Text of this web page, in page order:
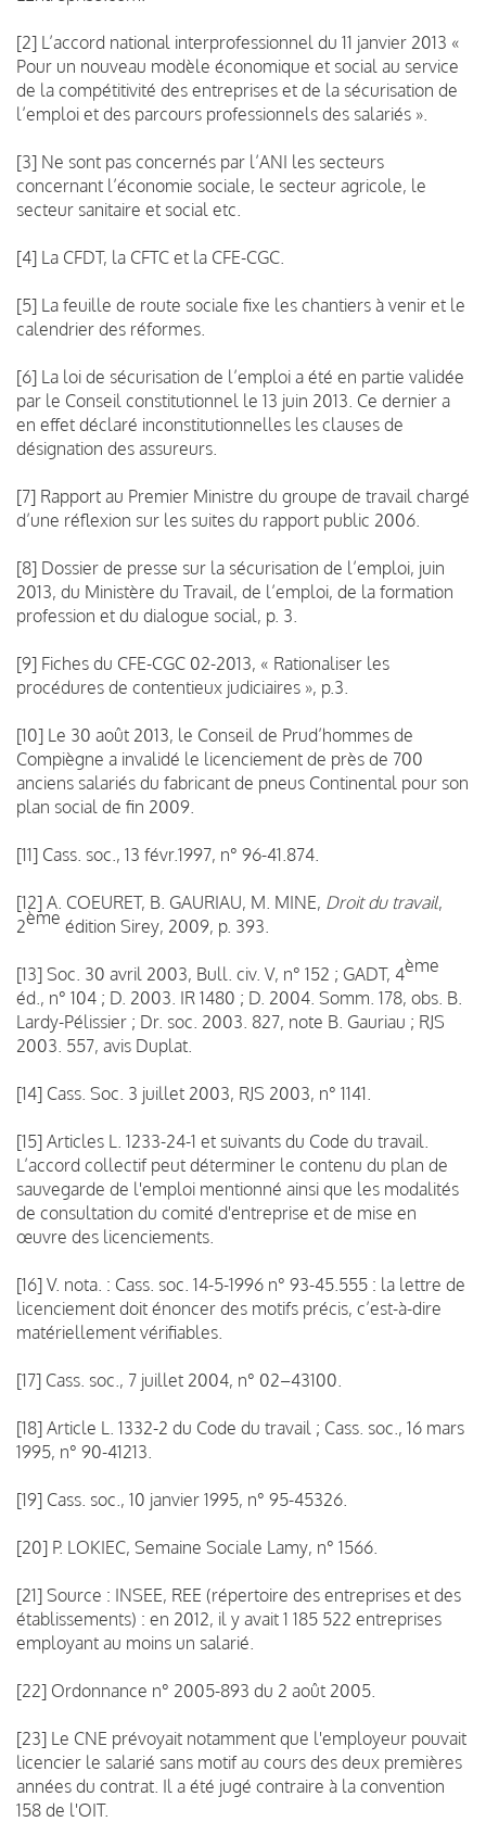
[2] L’accord national interprofessionnel du 11 janvier 2013 «
Pour un nouveau modèle économique et social au service
de la compétitivité des entreprises et de la sécurisation de
l’emploi et des parcours professionnels des salariés ».
[3] Ne sont pas concernés par l’ANI les secteurs
concernant l’économie sociale, le secteur agricole, le
secteur sanitaire et social etc.
[4] La CFDT, la CFTC et la CFE-CGC.
[5] La feuille de route sociale fixe les chantiers à venir et le
calendrier des réformes.
[6] La loi de sécurisation de l’emploi a été en partie validée
par le Conseil constitutionnel le 13 juin 2013. Ce dernier a
en effet déclaré inconstitutionnelles les clauses de
désignation des assureurs.
[7] Rapport au Premier Ministre du groupe de travail chargé
d’une réflexion sur les suites du rapport public 2006.
[8] Dossier de presse sur la sécurisation de l’emploi, juin
2013, du Ministère du Travail, de l’emploi, de la formation
profession et du dialogue social, p. 3.
[9] Fiches du CFE-CGC 02-2013, « Rationaliser les
procédures de contentieux judiciaires », p.3.
[10] Le 30 août 2013, le Conseil de Prud’hommes de
Compiègne a invalidé le licenciement de près de 700
anciens salariés du fabricant de pneus Continental pour son
plan social de fin 2009.
[11] Cass. soc., 13 févr.1997, n° 96-41.874.
[12] A. COEURET, B. GAURIAU, M. MINE, Droit du travail,
2ème édition Sirey, 2009, p. 393.
[13] Soc. 30 avril 2003, Bull. civ. V, n° 152 ; GADT, 4ème
éd., n° 104 ; D. 2003. IR 1480 ; D. 2004. Somm. 178, obs. B.
Lardy-Pélissier ; Dr. soc. 2003. 827, note B. Gauriau ; RJS
2003. 557, avis Duplat.
[14] Cass. Soc. 3 juillet 2003, RJS 2003, n° 1141.
[15] Articles L. 1233-24-1 et suivants du Code du travail.
L’accord collectif peut déterminer le contenu du plan de
sauvegarde de l'emploi mentionné ainsi que les modalités
de consultation du comité d'entreprise et de mise en
œuvre des licenciements.
[16] V. nota. : Cass. soc. 14-5-1996 n° 93-45.555 : la lettre de
licenciement doit énoncer des motifs précis, c’est-à-dire
matériellement vérifiables.
[17] Cass. soc., 7 juillet 2004, n° 02–43100.
[18] Article L. 1332-2 du Code du travail ; Cass. soc., 16 mars
1995, n° 90-41213.
[19] Cass. soc., 10 janvier 1995, n° 95-45326.
[20] P. LOKIEC, Semaine Sociale Lamy, n° 1566.
[21] Source : INSEE, REE (répertoire des entreprises et des
établissements) : en 2012, il y avait 1 185 522 entreprises
employant au moins un salarié.
[22] Ordonnance n° 2005-893 du 2 août 2005.
[23] Le CNE prévoyait notamment que l'employeur pouvait
licencier le salarié sans motif au cours des deux premières
années du contrat. Il a été jugé contraire à la convention
158 de l'OIT.